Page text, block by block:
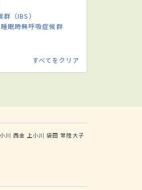
（IBS）
睡眠時無呼吸症候群
すべてをクリア
川 西金 上小川 袋田 常陸大子